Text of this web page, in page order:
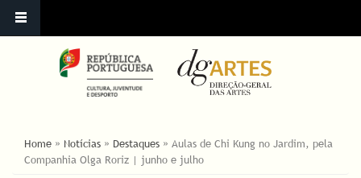
ESTÁ AQUI
Home » Notícias » Destaques » Aulas de Chi Kung no Jardim, pela
Companhia Olga Roriz | junho e julho